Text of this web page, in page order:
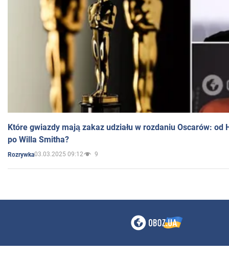
Które gwiazdy mają zakaz udziału w rozdaniu Oscarów: od
po Willa Smitha?
Rozrywka03.03.2025 09:12 9